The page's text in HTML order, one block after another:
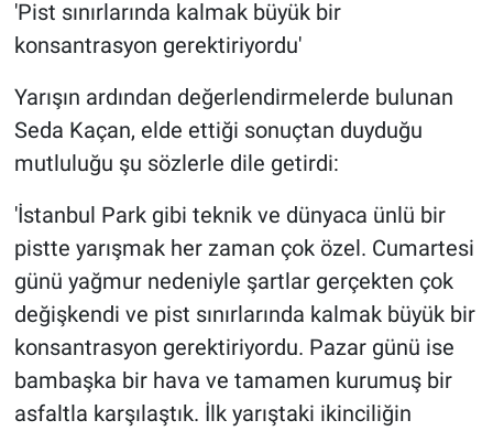
'Pist sınırlarında kalmak büyük bir
konsantrasyon gerektiriyordu'
Yarışın ardından değerlendirmelerde bulunan
Seda Kaçan, elde ettiği sonuçtan duyduğu
mutluluğu şu sözlerle dile getirdi:
'İstanbul Park gibi teknik ve dünyaca ünlü bir
pistte yarışmak her zaman çok özel. Cumartesi
günü yağmur nedeniyle şartlar gerçekten çok
değişkendi ve pist sınırlarında kalmak büyük bir
konsantrasyon gerektiriyordu. Pazar günü ise
bambaşka bir hava ve tamamen kurumuş bir
asfaltla karşılaştık. İlk yarıştaki ikinciliğin